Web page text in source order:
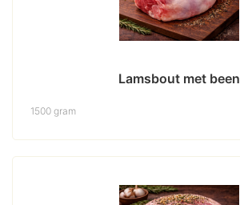
Lamsbout met been
1500 gram